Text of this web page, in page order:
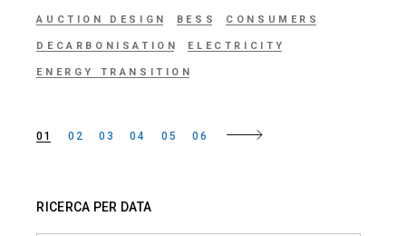
AUCTION DESIGN BESS CONSUMERS
DECARBONISATION ELECTRICITY
ENERGY TRANSITION
articoli
01 02 03 04 05 06
RICERCA PER DATA